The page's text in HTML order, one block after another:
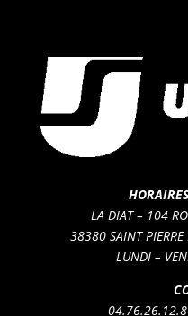
LA DIAT – 104
38380 SAINT PIERRE
LUNDI –